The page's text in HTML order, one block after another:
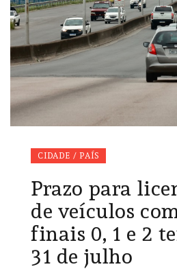
CIDADE / PAÍS
Prazo para
de veículos
finais 0, 1 e 2
31 de julho